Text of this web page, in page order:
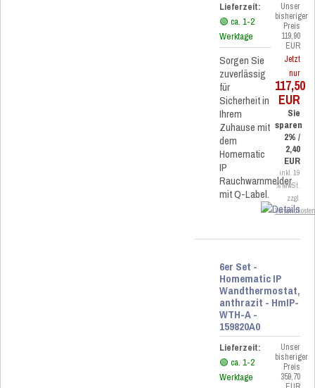
Lieferzeit:
🟢 ca. 1-2
Werktage
Sorgen Sie
zuverlässig
für
Sicherheit in
Ihrem
Zuhause mit
dem
Homematic
IP
Rauchwarnmelder
mit Q-Label.
Unser
bisheriger
Preis
119,90
EUR
Jetzt
nur
117,50
EUR
Sie
sparen
2% /
2,40
EUR
inkl. 19
% MwSt.
zzgl.
Versandkosten
6er Set -
Homematic IP
Wandthermostat,
anthrazit - HmIP-
WTH-A -
159820A0
Lieferzeit:
🟢 ca. 1-2
Werktage
Unser
bisheriger
Preis
359,70